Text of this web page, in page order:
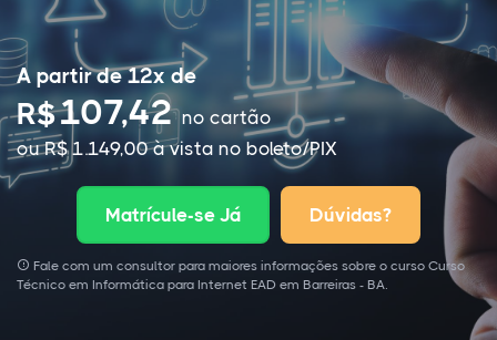
A partir de 12x de
R$107,42no cartão
ou R$ 1.149,00 à vista no boleto/PIX
Matrícule-se Já Dúvidas?
Fale com um consultor para maiores informações sobre o curso Curso
Técnico em Informática para Internet EAD em Barreiras - BA.